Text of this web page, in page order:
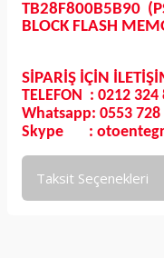
TB28F800B5B90
BLOCK FLASH
SİPARİŞ İÇİN
TELEFON : 0212 324
Whatsapp: 0553 728
Skype :
Taksit Seçenekleri